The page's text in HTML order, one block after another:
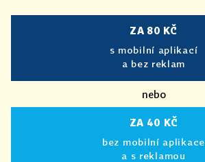
ZA 80 KČ
s mobilní aplikací
a bez reklam
nebo
ZA 40 KČ
bez mobilní aplikace
a s reklamou